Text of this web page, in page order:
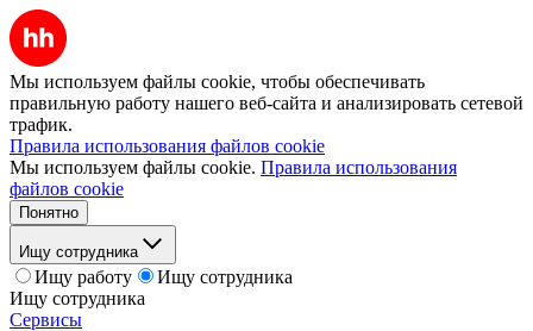
Мы используем файлы cookie, чтобы обеспечивать
правильную работу нашего веб-сайта и анализировать сетевой
трафик.
Правила использования файлов cookie
Мы используем файлы cookie. Правила использования
файлов cookie
Понятно
Ищу сотрудника
Ищу работу
Ищу сотрудника
Ищу сотрудника
Сервисы